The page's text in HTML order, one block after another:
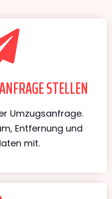
STELLEN
Umzugsanfrage.
Entfernung und
mit.